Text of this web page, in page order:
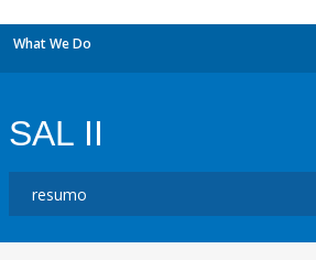
What We Do
SAL II